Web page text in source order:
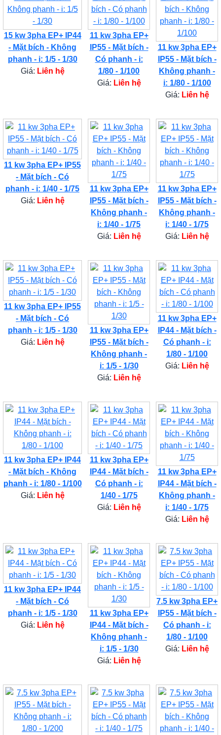
15 kw 3pha EP+ IP44
- Mặt bích - Không
phanh - i: 1/5 - 1/30
Giá: Liên hệ
11 kw 3pha EP+
IP55 - Mặt bích -
Có phanh - i:
1/80 - 1/100
Giá: Liên hệ
11 kw 3pha EP+
IP55 - Mặt bích -
Không phanh -
i: 1/80 - 1/100
Giá: Liên hệ
11 kw 3pha EP+ IP55
- Mặt bích - Có
phanh - i: 1/40 - 1/75
Giá: Liên hệ
11 kw 3pha EP+
IP55 - Mặt bích -
Không phanh -
i: 1/40 - 1/75
Giá: Liên hệ
11 kw 3pha EP+
IP55 - Mặt bích -
Không phanh -
i: 1/40 - 1/75
Giá: Liên hệ
11 kw 3pha EP+ IP55
- Mặt bích - Có
phanh - i: 1/5 - 1/30
Giá: Liên hệ
11 kw 3pha EP+
IP55 - Mặt bích -
Không phanh -
i: 1/5 - 1/30
Giá: Liên hệ
11 kw 3pha EP+
IP44 - Mặt bích -
Có phanh - i:
1/80 - 1/100
Giá: Liên hệ
11 kw 3pha EP+ IP44
- Mặt bích - Không
phanh - i: 1/80 - 1/100
Giá: Liên hệ
11 kw 3pha EP+
IP44 - Mặt bích -
Có phanh - i:
1/40 - 1/75
Giá: Liên hệ
11 kw 3pha EP+
IP44 - Mặt bích -
Không phanh -
i: 1/40 - 1/75
Giá: Liên hệ
11 kw 3pha EP+ IP44
- Mặt bích - Có
phanh - i: 1/5 - 1/30
Giá: Liên hệ
11 kw 3pha EP+
IP44 - Mặt bích -
Không phanh -
i: 1/5 - 1/30
Giá: Liên hệ
7.5 kw 3pha EP+
IP55 - Mặt bích -
Có phanh - i:
1/80 - 1/100
Giá: Liên hệ